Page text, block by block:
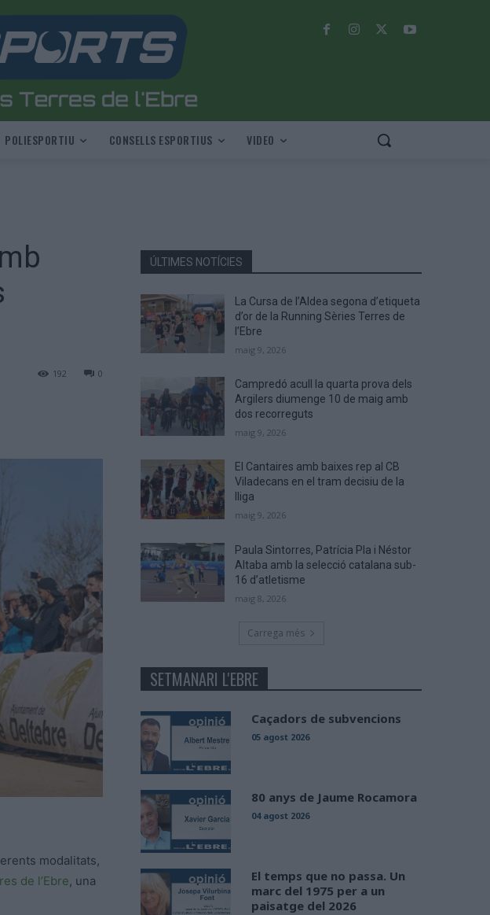
POLIESPORTIU CONSELLS ESPORTIUS VIDEO
0
192
modalitats,
de l’Ebre, una
ÚLTIMES NOTÍCIES
La Cursa de l’Aldea segona d’etiqueta
d’or de la Running Sèries Terres de
l’Ebre
maig 9, 2026
Campredó acull la quarta prova dels
Argilers diumenge 10 de maig amb
dos recorreguts
maig 9, 2026
El Cantaires amb baixes rep al CB
Viladecans en el tram decisiu de la
lliga
maig 9, 2026
Paula Sintorres, Patrícia Pla i Néstor
Altaba amb la selecció catalana sub-
16 d’atletisme
maig 8, 2026
Carrega més
SETMANARI L'EBRE
Caçadors de subvencions
05 agost 2026
80 anys de Jaume Rocamora
04 agost 2026
El temps que no passa. Un
marc del 1975 per a un
paisatge del 2026